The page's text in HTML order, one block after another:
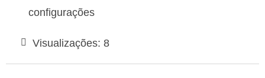
configurações
Visualizações: 8